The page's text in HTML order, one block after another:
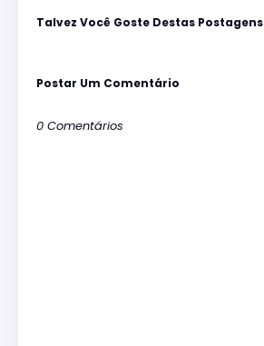
Talvez Você Goste Destas Postagens
Postar Um Comentário
0 Comentários